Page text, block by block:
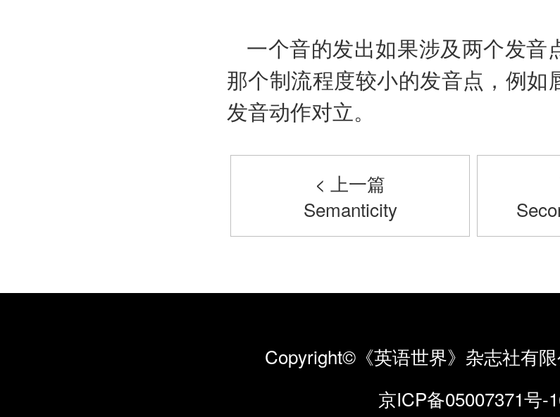
一个音的发出如果涉及两个发音
那个制流程度较小的发音点，例如
发音动作对立。
< 上一篇
Semanticity
Copyright©《英语世界》杂志社有限
京ICP备05007371号-